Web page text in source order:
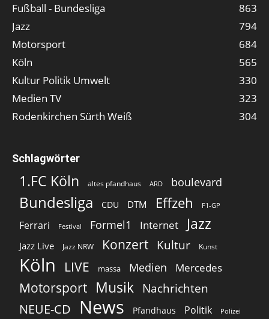
Fußball - Bundesliga
863
Jazz
794
Motorsport
684
Köln
565
Kultur Politik Umwelt
330
Medien TV
323
Rodenkirchen Sürth Weiß
304
Schlagwörter
1.FC Köln altes pfandhaus ARD boulevard
Bundesliga CDU DTM Effzeh F1-GP
Ferrari Festival Formel1 Internet Jazz
Jazz Live Jazz NRW Konzert Kultur Kunst
Köln LIVE massa Medien Mercedes
Motorsport Musik Nachrichten
NEUE-CD
News Pfandhaus Politik Polizei